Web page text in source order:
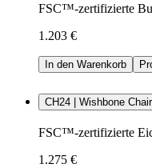
FSC™-zertifizierte
1.203 €
In den Warenkorb
CH24 | Wishbone Chair
FSC™-zertifizierte
1.275 €